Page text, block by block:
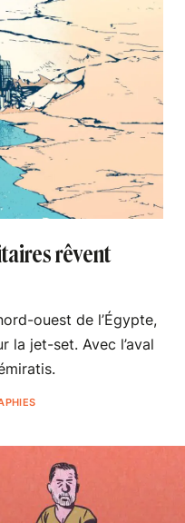
rêvent
ouest de l’Égypte,
la jet-set. Avec l’aval